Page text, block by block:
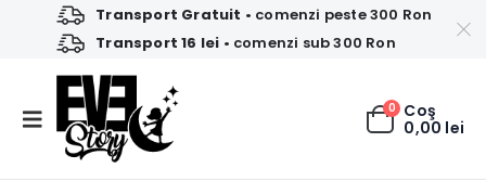
Transport Gratuit • comenzi peste 300 Ron
Transport 16 lei • comenzi sub 300 Ron
0 Coş
0,00 lei